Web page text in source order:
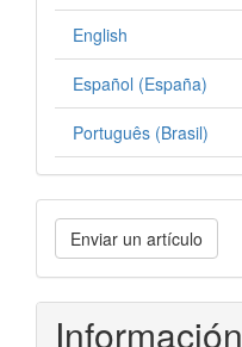
English
Español (España)
Português (Brasil)
Enviar
un
artículo
Enviar un artículo
Información